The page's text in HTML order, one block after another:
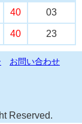
40 03
40 23
お問い合わせ
Reserved.